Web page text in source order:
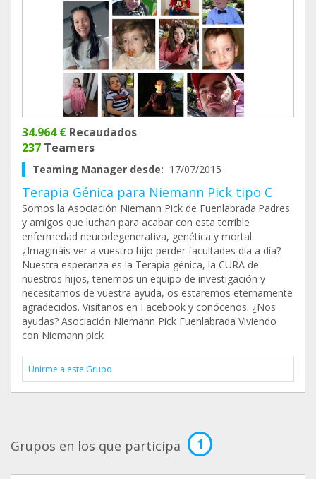
34.964 € Recaudados
237 Teamers
Teaming Manager desde: 17/07/2015
Terapia Génica para Niemann Pick tipo C
Somos la Asociación Niemann Pick de Fuenlabrada.Padres
y amigos que luchan para acabar con esta terrible
enfermedad neurodegenerativa, genética y mortal.
¿Imagináis ver a vuestro hijo perder facultades día a día?
Nuestra esperanza es la Terapia génica, la CURA de
nuestros hijos, tenemos un equipo de investigación y
necesitamos de vuestra ayuda, os estaremos eternamente
agradecidos. Visítanos en Facebook y conócenos. ¿Nos
ayudas? Asociación Niemann Pick Fuenlabrada Viviendo
con Niemann pick
Unirme a este Grupo
Grupos en los que participa 1